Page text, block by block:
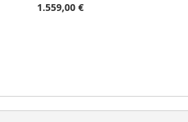
1.559,00 €